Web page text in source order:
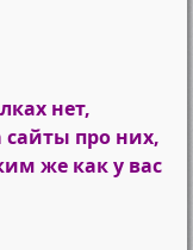
нет,
сайты про них,
же как у вас